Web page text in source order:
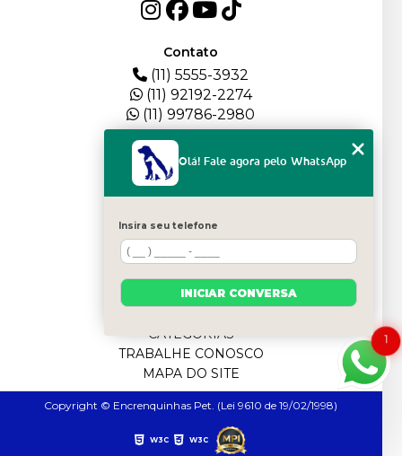
Contato
(11) 5555-3932
(11) 92192-2274
(11) 99786-2980
QUEM SOMOS
BLOG
FILHOTES
CATEGORIAS
TRABALHE CONOSCO
MAPA DO SITE
Copyright © Encrenquinhas Pet. (Lei 9610 de 19/02/1998)
W3C W3C
1
Olá! Fale agora pelo WhatsApp
Insira seu telefone
INICIAR CONVERSA